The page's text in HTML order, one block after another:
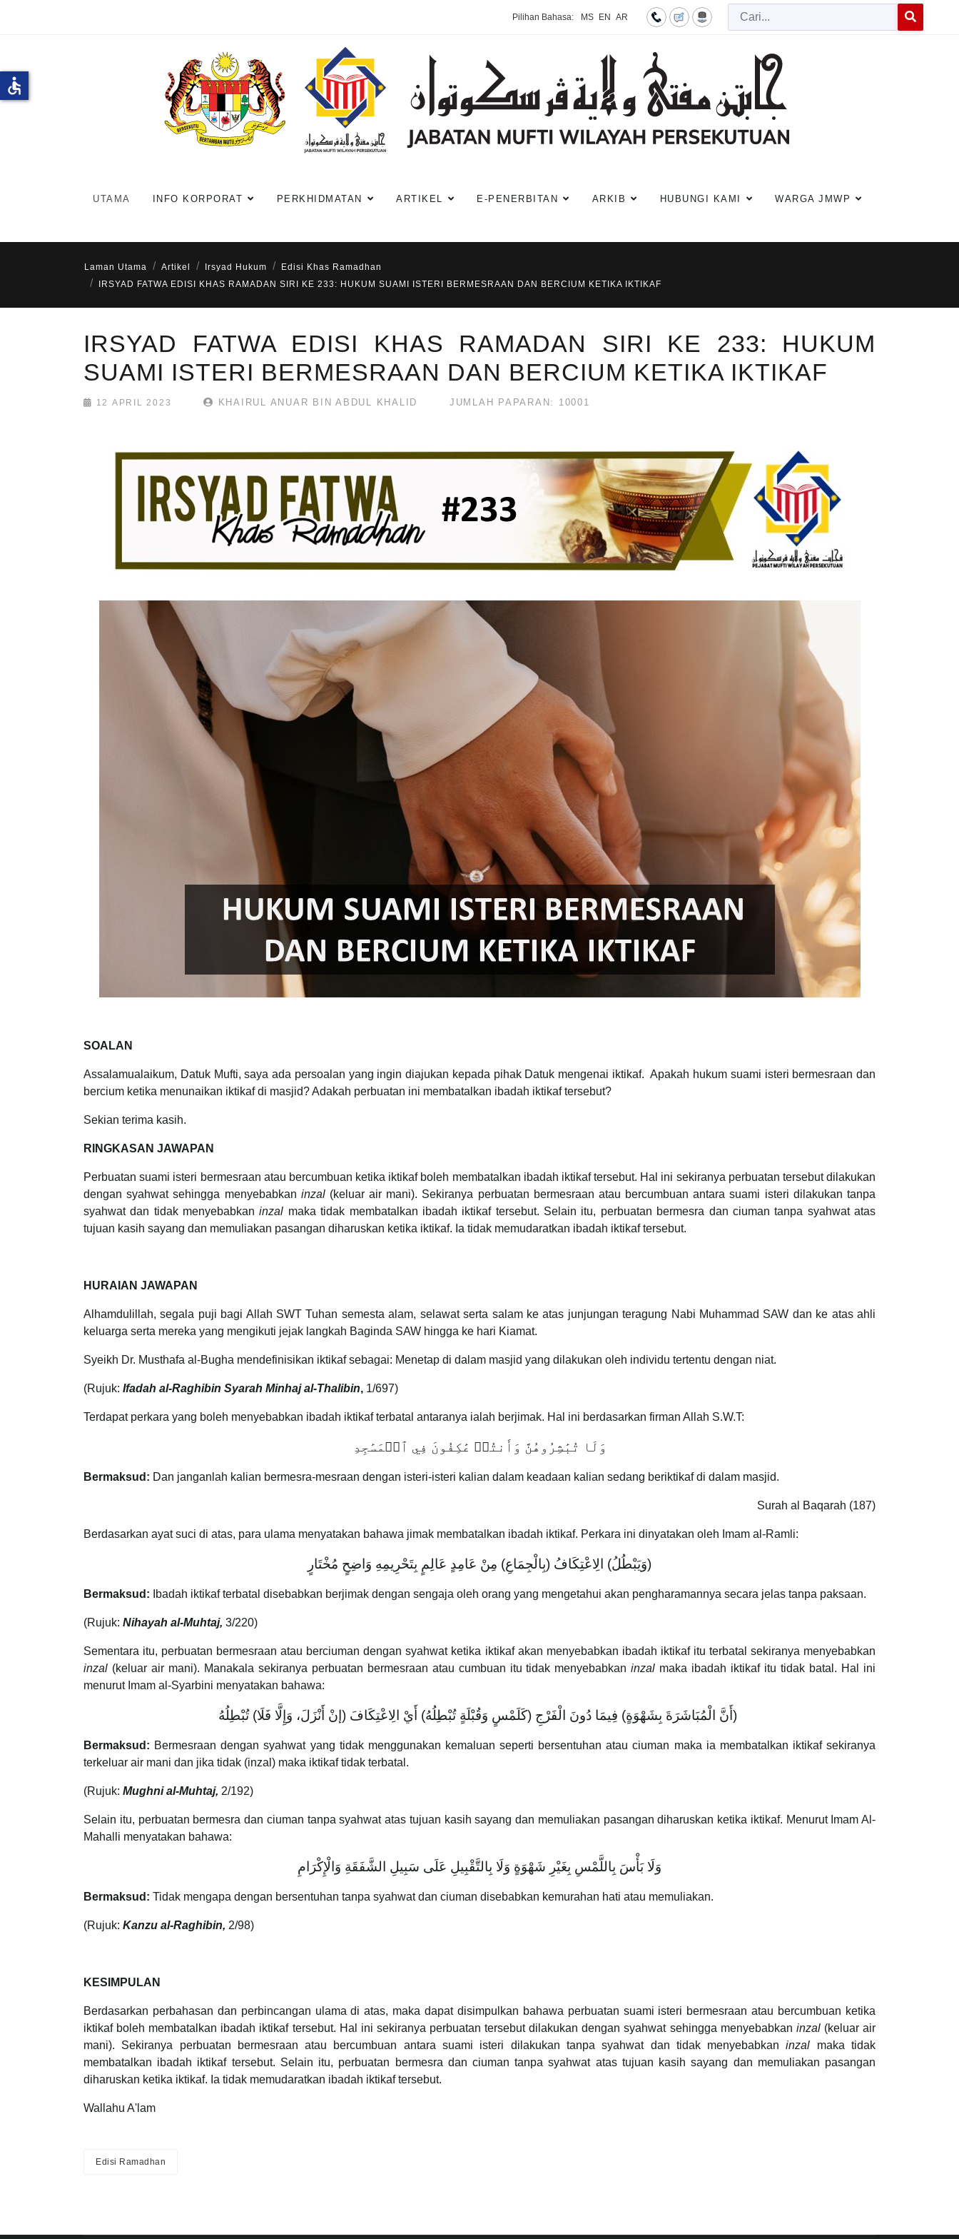
Pilihan Bahasa: MS EN AR
Cari
UTAMA INFO KORPORAT PERKHIDMATAN ARTIKEL E-PENERBITAN ARKIB HUBUNGI KAMI WARGA JMWP
Laman Utama Artikel Irsyad Hukum
Edisi Khas Ramadhan
IRSYAD FATWA EDISI KHAS RAMADAN SIRI KE 233: HUKUM SUAMI ISTERI BERMESRAAN DAN BERCIUM KETIKA IKTIKAF
IRSYAD FATWA EDISI KHAS RAMADAN SIRI KE 233: HUKUM
SUAMI ISTERI BERMESRAAN DAN BERCIUM KETIKA IKTIKAF
12 APRIL 2023 KHAIRUL ANUAR BIN ABDUL KHALID JUMLAH PAPARAN: 10001
SOALAN
Assalamualaikum, Datuk Mufti, saya ada persoalan yang ingin diajukan kepada pihak Datuk mengenai iktikaf. Apakah hukum suami isteri bermesraan dan
bercium ketika menunaikan iktikaf di masjid? Adakah perbuatan ini membatalkan ibadah iktikaf tersebut?
Sekian terima kasih.
RINGKASAN JAWAPAN
Perbuatan suami isteri bermesraan atau bercumbuan ketika iktikaf boleh membatalkan ibadah iktikaf tersebut. Hal ini sekiranya perbuatan tersebut dilakukan
dengan syahwat sehingga menyebabkan inzal (keluar air mani). Sekiranya perbuatan bermesraan atau bercumbuan antara suami isteri dilakukan tanpa
syahwat dan tidak menyebabkaninzal maka tidak membatalkan ibadah iktikaf tersebut. Selain itu, perbuatan bermesra dan ciuman tanpa syahwat atas
tujuan kasih sayang dan memuliakan pasangan diharuskan ketika iktikaf. Ia tidak memudaratkan ibadah iktikaf tersebut.
HURAIAN JAWAPAN
Alhamdulillah, segala puji bagi Allah SWT Tuhan semesta alam, selawat serta salam ke atas junjungan teragung Nabi Muhammad SAW dan ke atas ahli
keluarga serta mereka yang mengikuti jejak langkah Baginda SAW hingga ke hari Kiamat.
Syeikh Dr. Musthafa al-Bugha mendefinisikan iktikaf sebagai: Menetap di dalam masjid yang dilakukan oleh individu tertentu dengan niat.
(Rujuk: Ifadah al-Raghibin Syarah Minhaj al-Thalibin, 1/697)
Terdapat perkara yang boleh menyebabkan ibadah iktikaf terbatal antaranya ialah berjimak. Hal ini berdasarkan firman Allah S.W.T:
وَلَا تُبَٰشِرُوهُنَّ وَأَنتُمۡ عَٰكِفُونَ فِي ٱلۡمَسَٰجِدِ
Bermaksud: Dan janganlah kalian bermesra-mesraan dengan isteri-isteri kalian dalam keadaan kalian sedang beriktikaf di dalam masjid.
Surah al Baqarah (187)
Berdasarkan ayat suci di atas, para ulama menyatakan bahawa jimak membatalkan ibadah iktikaf. Perkara ini dinyatakan oleh Imam al-Ramli:
(وَيَبْطُلُ) الِاعْتِكَافُ (بِالْجِمَاعِ) مِنْ عَامِدٍ عَالِمٍ بِتَحْرِيمِهِ وَاضِحٍ مُخْتَارٍ
Bermaksud: Ibadah iktikaf terbatal disebabkan berjimak dengan sengaja oleh orang yang mengetahui akan pengharamannya secara jelas tanpa paksaan.
(Rujuk: Nihayah al-Muhtaj, 3/220)
Sementara itu, perbuatan bermesraan atau berciuman dengan syahwat ketika iktikaf akan menyebabkan ibadah iktikaf itu terbatal sekiranya menyebabkan
inzal (keluar air mani). Manakala sekiranya perbuatan bermesraan atau cumbuan itu tidak menyebabkaninzal maka ibadah iktikaf itu tidak batal. Hal ini
menurut Imam al-Syarbini menyatakan bahawa:
‌ (أَنَّ ‌الْمُبَاشَرَةَ ‌بِشَهْوَةٍ) ‌فِيمَا ‌دُونَ ‌الْفَرْجِ (‌كَلَمْسٍ ‌وَقُبْلَةٍ ‌تُبْطِلُهُ) أَيْ الِاعْتِكَافَ (إنْ أَنْزَلَ، وَإِلَّا فَلَا) تُبْطِلُهُ
Bermaksud: Bermesraan dengan syahwat yang tidak menggunakan kemaluan seperti bersentuhan atau ciuman maka ia membatalkan iktikaf sekiranya
terkeluar air mani dan jika tidak (inzal) maka iktikaf tidak terbatal.
(Rujuk: Mughni al-Muhtaj, 2/192)
Selain itu, perbuatan bermesra dan ciuman tanpa syahwat atas tujuan kasih sayang dan memuliakan pasangan diharuskan ketika iktikaf. Menurut Imam Al-
Mahalli menyatakan bahawa:
وَلَا بَأْسَ بِاللَّمْسِ بِغَيْرِ شَهْوَةٍ وَلَا بِالتَّقْبِيلِ عَلَى سَبِيلِ الشَّفَقَةِ وَالْإِكْرَامِ
Bermaksud: Tidak mengapa dengan bersentuhan tanpa syahwat dan ciuman disebabkan kemurahan hati atau memuliakan.
(Rujuk: Kanzu al-Raghibin, 2/98)
KESIMPULAN
Berdasarkan perbahasan dan perbincangan ulama di atas, maka dapat disimpulkan bahawa perbuatan suami isteri bermesraan atau bercumbuan ketika
iktikaf boleh membatalkan ibadah iktikaf tersebut. Hal ini sekiranya perbuatan tersebut dilakukan dengan syahwat sehingga menyebabkan inzal (keluar air
mani). Sekiranya perbuatan bermesraan atau bercumbuan antara suami isteri dilakukan tanpa syahwat dan tidak menyebabkaninzal maka tidak
membatalkan ibadah iktikaf tersebut. Selain itu, perbuatan bermesra dan ciuman tanpa syahwat atas tujuan kasih sayang dan memuliakan pasangan
diharuskan ketika iktikaf. Ia tidak memudaratkan ibadah iktikaf tersebut.
Wallahu A'lam
Edisi Ramadhan
accessible